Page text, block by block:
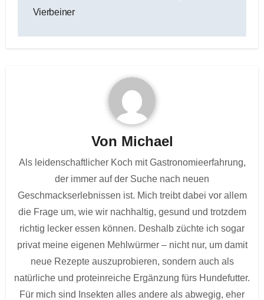
Vierbeiner
Von Michael
Als leidenschaftlicher Koch mit Gastronomieerfahrung,
der immer auf der Suche nach neuen
Geschmackserlebnissen ist. Mich treibt dabei vor allem
die Frage um, wie wir nachhaltig, gesund und trotzdem
richtig lecker essen können. Deshalb züchte ich sogar
privat meine eigenen Mehlwürmer – nicht nur, um damit
neue Rezepte auszuprobieren, sondern auch als
natürliche und proteinreiche Ergänzung fürs Hundefutter.
Für mich sind Insekten alles andere als abwegig, eher